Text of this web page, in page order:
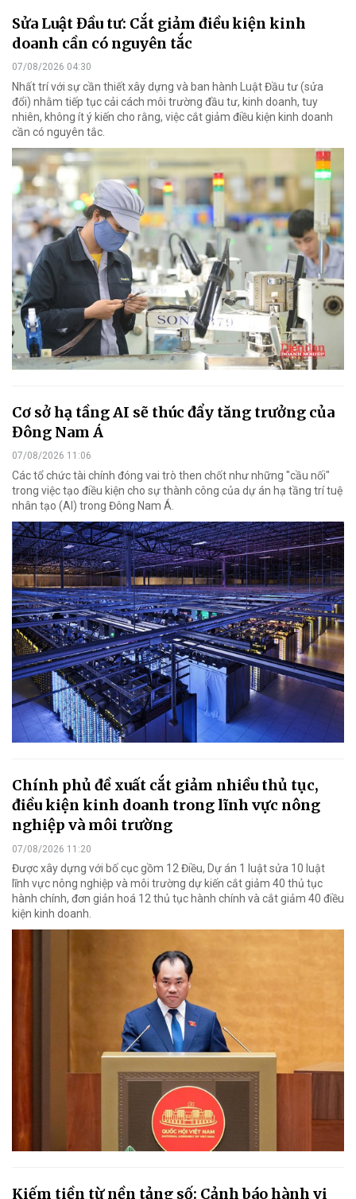
Sửa Luật Đầu tư: Cắt giảm điều kiện kinh
doanh cần có nguyên tắc
07/08/2026 04:30
Nhất trí với sự cần thiết xây dựng và ban hành Luật Đầu tư (sửa
đổi) nhằm tiếp tục cải cách môi trường đầu tư, kinh doanh, tuy
nhiên, không ít ý kiến cho rằng, việc cắt giảm điều kiện kinh doanh
cần có nguyên tắc.
Cơ sở hạ tầng AI sẽ thúc đẩy tăng trưởng của
Đông Nam Á
07/08/2026 11:06
Các tổ chức tài chính đóng vai trò then chốt như những "cầu nối"
trong việc tạo điều kiện cho sự thành công của dự án hạ tầng trí tuệ
nhân tạo (AI) trong Đông Nam Á.
Chính phủ đề xuất cắt giảm nhiều thủ tục,
điều kiện kinh doanh trong lĩnh vực nông
nghiệp và môi trường
07/08/2026 11:20
Được xây dựng với bố cục gồm 12 Điều, Dự án 1 luật sửa 10 luật
lĩnh vực nông nghiệp và môi trường dự kiến cắt giảm 40 thủ tục
hành chính, đơn giản hoá 12 thủ tục hành chính và cắt giảm 40 điều
kiện kinh doanh.
Kiếm tiền từ nền tảng số: Cảnh báo hành vi